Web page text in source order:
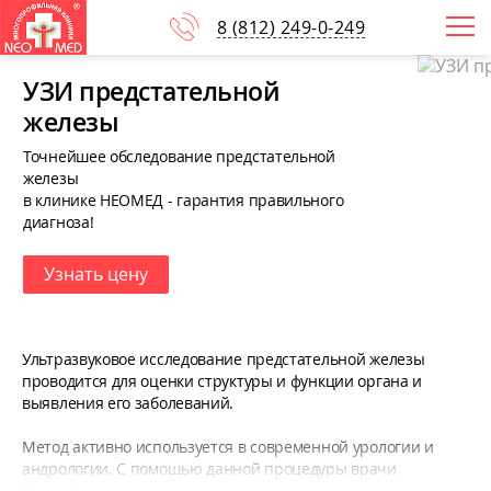
8 (812) 249-0-249
УЗИ предстательной
железы
Точнейшее обследование предстательной
железы
в клинике НЕОМЕД - гарантия правильного
диагноза!
Узнать цену
Ультразвуковое исследование предстательной железы
проводится для оценки структуры и функции органа и
выявления его заболеваний.
Метод активно используется в современной урологии и
андрологии. С помощью данной процедуры врачи